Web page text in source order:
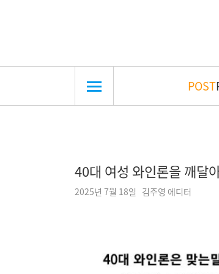
POST
40대 여성 와인론을 깨달
2025년 7월 18일 김주영 에디터